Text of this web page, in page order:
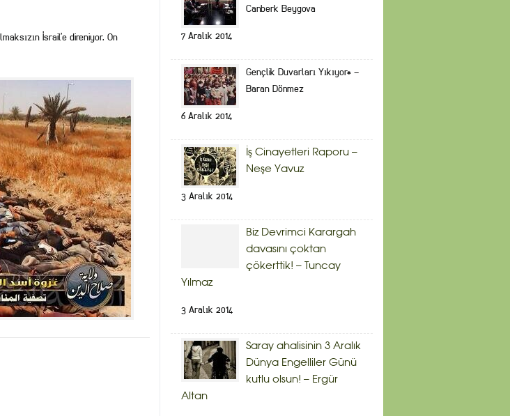
İsrail’e direniyor. On
Canberk Beygova
7 Aralık 2014
Gençlik Duvarları Yıkıyor* –
Baran Dönmez
6 Aralık 2014
İş Cinayetleri Raporu –
Neşe Yavuz
3 Aralık 2014
Biz Devrimci Karargah
davasını çoktan
çökerttik! – Tuncay
Yılmaz
3 Aralık 2014
Saray ahalisinin 3 Aralık
Dünya Engelliler Günü
kutlu olsun! – Ergür
Altan